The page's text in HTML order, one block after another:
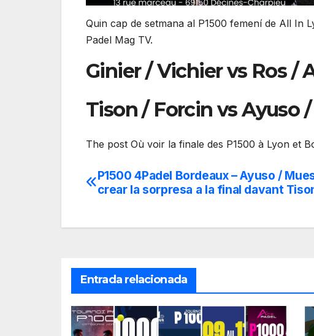
Quin cap de setmana al P1500 femení de All In
Padel Mag TV.
Ginier / Vichier vs Ros /
Tison / Forcin vs Ayuso
The post Où voir la finale des P1500 à Lyon et
Navegación
entradas
P1500 4Padel Bordeaux – Ayuso /
crear la sorpresa a la final davant
Entrada relacionada